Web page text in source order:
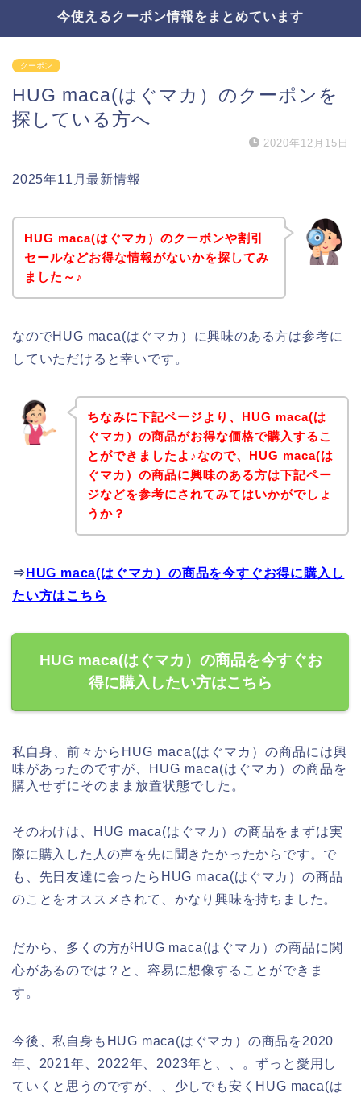
今使えるクーポン情報をまとめています
クーポン
HUG maca(はぐマカ）のクーポンを
探している方へ
2020年12月15日
2025年11月最新情報
HUG maca(はぐマカ）のクーポンや割引
セールなどお得な情報がないかを探してみ
ました～♪
なのでHUG maca(はぐマカ）に興味のある方は参考に
していただけると幸いです。
ちなみに下記ページより、HUG maca(は
ぐマカ）の商品がお得な価格で購入するこ
とができましたよ♪なので、HUG maca(は
ぐマカ）の商品に興味のある方は下記ペー
ジなどを参考にされてみてはいかがでしょ
うか？
⇒ HUG maca(はぐマカ）の商品を今すぐお得に購入し
たい方はこちら
HUG maca(はぐマカ）の商品を今すぐお
得に購入したい方はこちら
私自身、前々からHUG maca(はぐマカ）の商品には興
味があったのですが、HUG maca(はぐマカ）の商品を
購入せずにそのまま放置状態でした。
そのわけは、HUG maca(はぐマカ）の商品をまずは実
際に購入した人の声を先に聞きたかったからです。で
も、先日友達に会ったらHUG maca(はぐマカ）の商品
のことをオススメされて、かなり興味を持ちました。
だから、多くの方がHUG maca(はぐマカ）の商品に関
心があるのでは？と、容易に想像することができま
す。
今後、私自身もHUG maca(はぐマカ）の商品を2020
年、2021年、2022年、2023年と、、。ずっと愛用し
ていくと思うのですが、、少しでも安くHUG maca(は